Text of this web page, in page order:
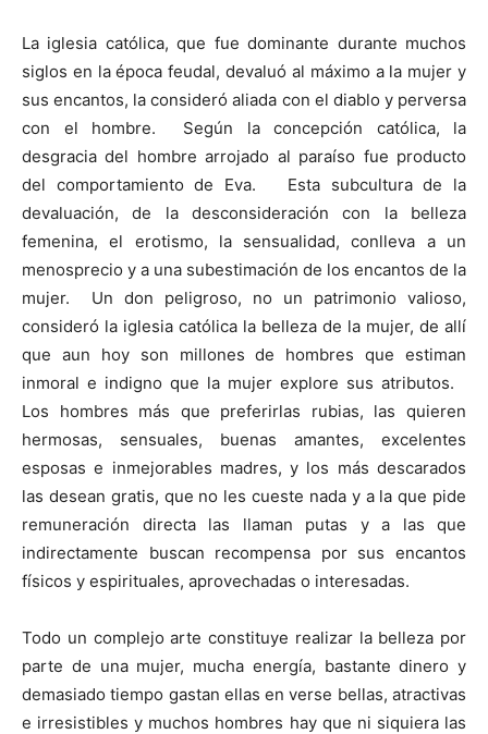
La iglesia católica, que fue dominante durante muchos
siglos en la época feudal, devaluó al máximo a la mujer y
sus encantos, la consideró aliada con el diablo y perversa
con el hombre. Según la concepción católica, la
desgracia del hombre arrojado al paraíso fue producto
del comportamiento de Eva. Esta subcultura de la
devaluación, de la desconsideración con la belleza
femenina, el erotismo, la sensualidad, conlleva a un
menosprecio y a una subestimación de los encantos de la
mujer. Un don peligroso, no un patrimonio valioso,
consideró la iglesia católica la belleza de la mujer, de allí
que aun hoy son millones de hombres que estiman
inmoral e indigno que la mujer explore sus atributos.
Los hombres más que preferirlas rubias, las quieren
hermosas, sensuales, buenas amantes, excelentes
esposas e inmejorables madres, y los más descarados
las desean gratis, que no les cueste nada y a la que pide
remuneración directa las llaman putas y a las que
indirectamente buscan recompensa por sus encantos
físicos y espirituales, aprovechadas o interesadas.
Todo un complejo arte constituye realizar la belleza por
parte de una mujer, mucha energía, bastante dinero y
demasiado tiempo gastan ellas en verse bellas, atractivas
e irresistibles y muchos hombres hay que ni siquiera las